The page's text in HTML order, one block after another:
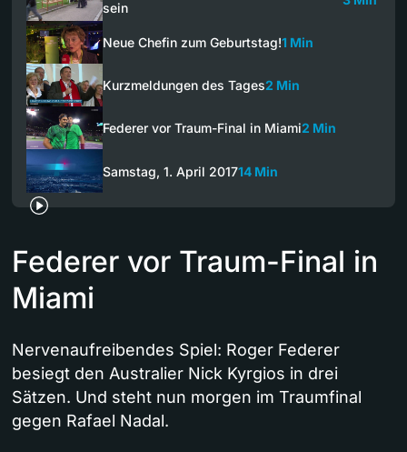
sein
Neue Chefin zum Geburtstag!1 Min
Kurzmeldungen des Tages2 Min
Federer vor Traum-Final in Miami2 Min
Samstag, 1. April 201714 Min
Federer vor Traum-Final in
Miami
Nervenaufreibendes Spiel: Roger Federer
besiegt den Australier Nick Kyrgios in drei
Sätzen. Und steht nun morgen im Traumfinal
gegen Rafael Nadal.